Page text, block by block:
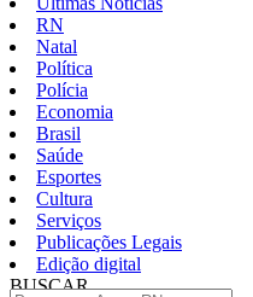
RN
Natal
Política
Polícia
Economia
Brasil
Saúde
Esportes
Cultura
Serviços
Publicações Legais
Edição digital
BUSCAR